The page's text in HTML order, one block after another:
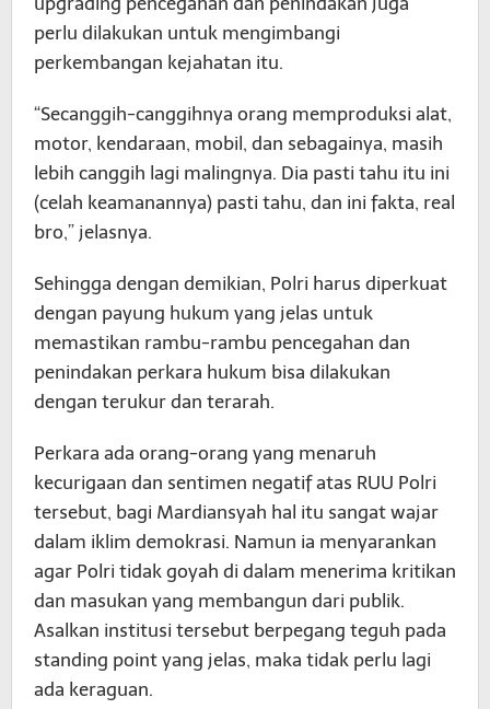
perlu dilakukan untuk mengimbangi
perkembangan kejahatan itu.
“Secanggih-canggihnya orang memproduksi alat,
motor, kendaraan, mobil, dan sebagainya, masih
lebih canggih lagi malingnya. Dia pasti tahu itu ini
(celah keamanannya) pasti tahu, dan ini fakta, real
bro,” jelasnya.
Sehingga dengan demikian, Polri harus diperkuat
dengan payung hukum yang jelas untuk
memastikan rambu-rambu pencegahan dan
penindakan perkara hukum bisa dilakukan
dengan terukur dan terarah.
Perkara ada orang-orang yang menaruh
kecurigaan dan sentimen negatif atas RUU Polri
tersebut, bagi Mardiansyah hal itu sangat wajar
dalam iklim demokrasi. Namun ia menyarankan
agar Polri tidak goyah di dalam menerima kritikan
dan masukan yang membangun dari publik.
Asalkan institusi tersebut berpegang teguh pada
standing point yang jelas, maka tidak perlu lagi
ada keraguan.